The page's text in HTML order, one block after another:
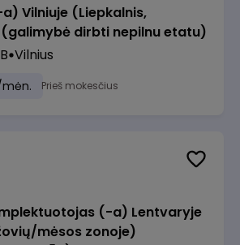
Vilniuje (Liepkalnis,
dirbti nepilnu etatu)
Vilnius
Prieš mokesčius
(-a) Lentvaryje
mėsos zonoje)